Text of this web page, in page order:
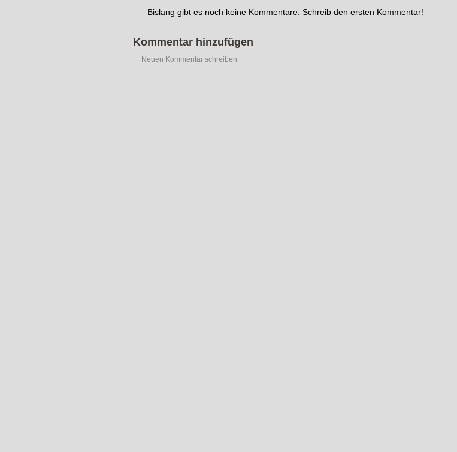
Bislang gibt es noch keine Kommentare. Schreib den ersten Kommentar!
Kommentar hinzufügen
Neuen Kommentar schreiben